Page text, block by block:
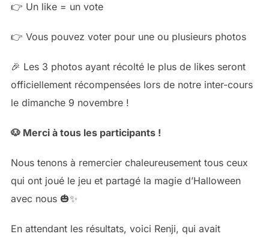
👉 Un like = un vote
👉 Vous pouvez voter pour une ou plusieurs photos
🎉 Les 3 photos ayant récolté le plus de likes seront
officiellement récompensées lors de notre inter-cours
le dimanche 9 novembre !
🐶 Merci à tous les participants !
Nous tenons à remercier chaleureusement tous ceux
qui ont joué le jeu et partagé la magie d’Halloween
avec nous 🎃✨
En attendant les résultats, voici Renji, qui avait